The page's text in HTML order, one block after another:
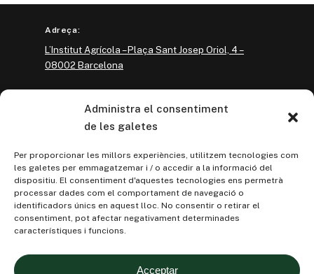
Administra el consentiment
de les galetes
Per proporcionar les millors experiències, utilitzem tecnologies com
les galetes per emmagatzemar i / o accedir a la informació del
dispositiu. El consentiment d'aquestes tecnologies ens permetrà
processar dades com el comportament de navegació o
identificadors únics en aquest lloc. No consentir o retirar el
consentiment, pot afectar negativament determinades
característiques i funcions.
Acceptar
Adreça:
L’Institut Agrícola – Plaça Sant Josep Oriol, 4 –
08002 Barcelona
933 011 636
Twitter YouTube